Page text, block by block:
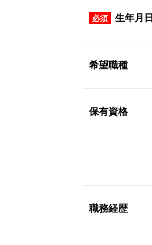
生年月日
希望職種
保有資格
職務経歴